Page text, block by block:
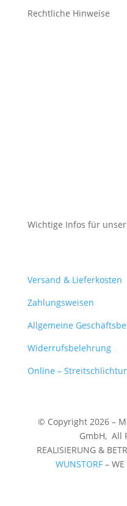
Rechtliche Hinweise
Wichtige Infos für
Versand & Lieferkosten
Zahlungsweisen
Allgemeine
Widerrufsbelehrung
Online –
© Copyright 2026 –
GmbH, All
REALISIERUNG &
WUNSTORF– WE